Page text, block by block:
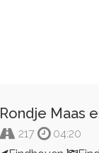
Rondje Maas
217
04:20